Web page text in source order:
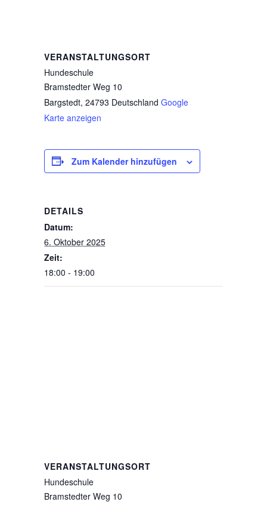
VERANSTALTUNGSORT
Hundeschule
Bramstedter Weg 10
Bargstedt, 24793 Deutschland Google
Karte anzeigen
Zum Kalender hinzufügen
DETAILS
Datum:
6. Oktober 2025
Zeit:
18:00 - 19:00
VERANSTALTUNGSORT
Hundeschule
Bramstedter Weg 10